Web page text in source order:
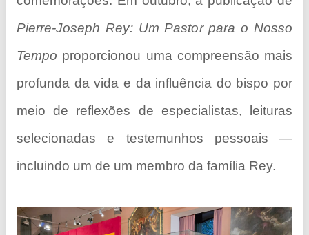
Pierre-Joseph Rey: Um Pastor para o Nosso
Tempo proporcionou uma compreensão mais
profunda da vida e da influência do bispo por
meio de reflexões de especialistas, leituras
selecionadas e testemunhos pessoais —
incluindo um de um membro da família Rey.